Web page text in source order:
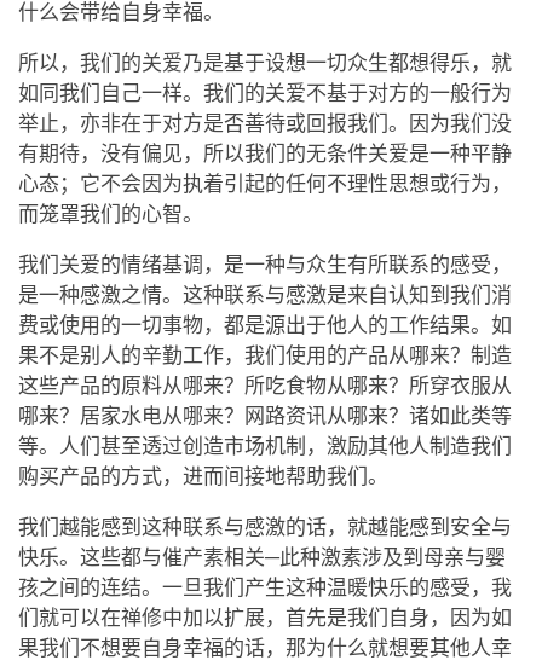
什么会带给自身幸福。
所以，我们的关爱乃是基于设想一切众生都想得乐，就
如同我们自己一样。我们的关爱不基于对方的一般行为
举止，亦非在于对方是否善待或回报我们。因为我们没
有期待，没有偏见，所以我们的无条件关爱是一种平静
心态；它不会因为执着引起的任何不理性思想或行为，
而笼罩我们的心智。
我们关爱的情绪基调，是一种与众生有所联系的感受，
是一种感激之情。这种联系与感激是来自认知到我们消
费或使用的一切事物，都是源出于他人的工作结果。如
果不是别人的辛勤工作，我们使用的产品从哪来？制造
这些产品的原料从哪来？所吃食物从哪来？所穿衣服从
哪来？居家水电从哪来？网路资讯从哪来？诸如此类等
等。人们甚至透过创造市场机制，激励其他人制造我们
购买产品的方式，进而间接地帮助我们。
我们越能感到这种联系与感激的话，就越能感到安全与
快乐。这些都与催产素相关─此种激素涉及到母亲与婴
孩之间的连结。一旦我们产生这种温暖快乐的感受，我
们就可以在禅修中加以扩展，首先是我们自身，因为如
果我们不想要自身幸福的话，那为什么就想要其他人幸